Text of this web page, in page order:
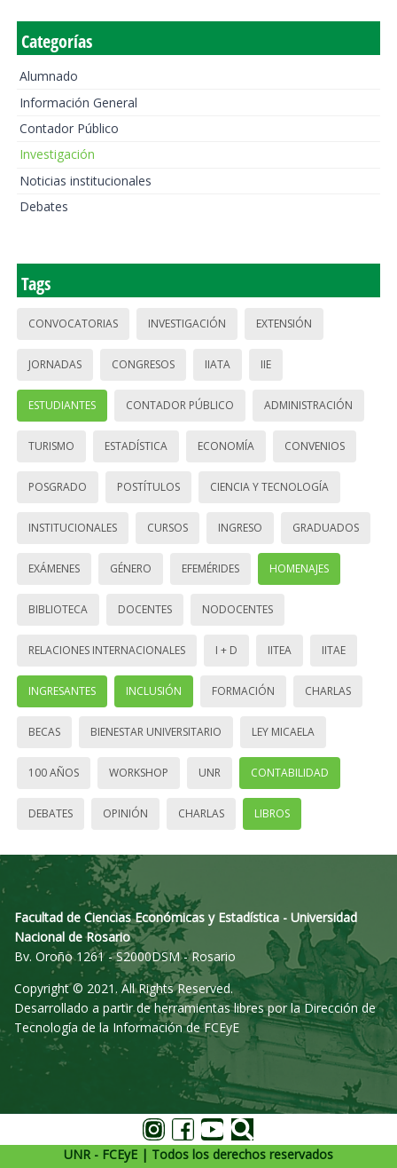
Categorías
Alumnado
Información General
Contador Público
Investigación
Noticias institucionales
Debates
Tags
CONVOCATORIAS INVESTIGACIÓN EXTENSIÓN
JORNADAS CONGRESOS IIATA IIE
ESTUDIANTES CONTADOR PÚBLICO ADMINISTRACIÓN
TURISMO ESTADÍSTICA ECONOMÍA CONVENIOS
POSGRADO POSTÍTULOS CIENCIA Y TECNOLOGÍA
INSTITUCIONALES CURSOS INGRESO GRADUADOS
EXÁMENES GÉNERO EFEMÉRIDES HOMENAJES
BIBLIOTECA DOCENTES NODOCENTES
RELACIONES INTERNACIONALES I + D IITEA IITAE
INGRESANTES INCLUSIÓN FORMACIÓN CHARLAS
BECAS BIENESTAR UNIVERSITARIO LEY MICAELA
100 AÑOS WORKSHOP UNR CONTABILIDAD
DEBATES OPINIÓN CHARLAS LIBROS
Facultad de Ciencias Económicas y Estadística - Universidad
Nacional de Rosario
Bv. Oroño 1261 - S2000DSM - Rosario
Copyright © 2021. All Rights Reserved.
Desarrollado a partir de herramientas libres por la Dirección de
Tecnología de la Información de FCEyE
UNR - FCEyE | Todos los derechos reservados